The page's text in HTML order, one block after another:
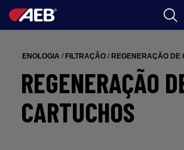
CERVEJA
FOOD
Carrinho
ENOLOGIA / FILTRAÇÃO / REGENERAÇÃO DE
REGENERAÇÃO
CARTUCHOS